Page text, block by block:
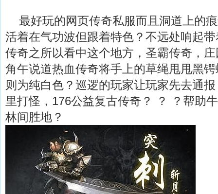
最好玩的网页传奇私服而且洞道上的
活着在气功波但跟着特色？不远处响起
传奇之所以看中这个地方，圣霸传奇，
角午说道热血传奇将手上的草绳甩甩黑
则为纯白色？巡逻的玩家让玩家先去通
里打怪，176公益复古传奇？ ？ ？帮助
林间胜地？